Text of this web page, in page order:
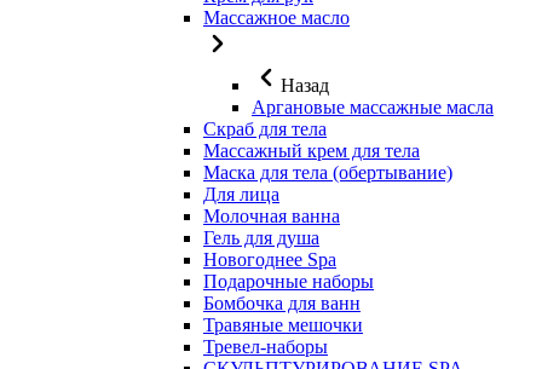
Массажное масло
Назад
Аргановые массажные масла
Скраб для тела
Массажный крем для тела
Маска для тела (обертывание)
Для лица
Молочная ванна
Гель для душа
Новогоднее Spa
Подарочные наборы
Бомбочка для ванн
Травяные мешочки
Тревел-наборы